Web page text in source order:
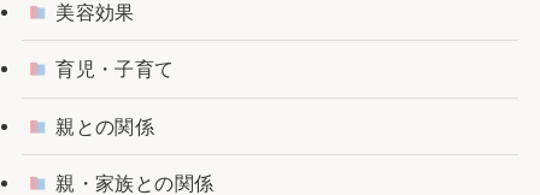
美容効果
育児・子育て
親との関係
親・家族との関係